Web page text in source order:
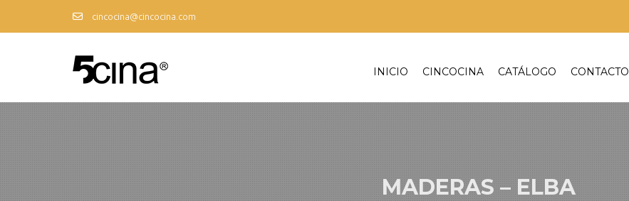
cincocina@cincocina.com
INICIO CINCOCINA CATÁLOGO CONTACTO
MADERAS – ELBA